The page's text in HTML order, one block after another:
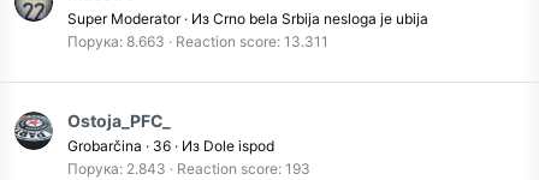
Super Moderator · Из Crno bela Srbija nesloga je ubija
Порука 8.663 Reaction score 13.311
Ostoja_PFC_
Grobarčina · 36 · Из Dole ispod
Порука 2.843 Reaction score 193